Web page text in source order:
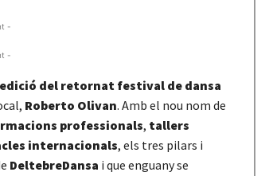
-
-
del retornat festival de dansa
Roberto Olivan. Amb el nou nom de
professionals, tallers
internacionals, els tres pilars i
DeltebreDansa i que enguany se